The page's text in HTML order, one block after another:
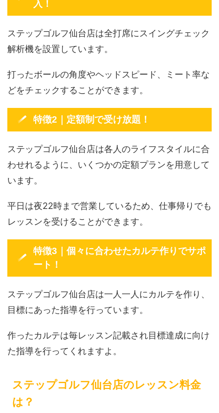
入！
ステップゴルフ仙台店は全打席にスイングチェック
解析機を設置しています。
打ったボールの角度やヘッドスピード、ミート率な
どをチェックすることができます。
特徴2｜定額制で受け放題！
ステップゴルフ仙台店は各人のライフスタイルに合
わせれるように、いくつかの定額プランを用意して
います。
平日は夜22時まで営業しているため、仕事帰りでも
レッスンを受けることができます。
特徴3｜個々に合わせたカルテ作りでサポ
ート！
ステップゴルフ仙台店は一人一人にカルテを作り、
目標にあった指導を行っています。
作ったカルテは毎レッスン記載され目標達成に向け
た指導を行ってくれますよ。
ステップゴルフ仙台店のレッスン料金
は？